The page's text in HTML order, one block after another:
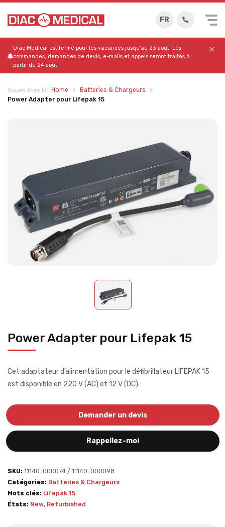
FR
Diac Medical est fermé pour les vacances jusqu'au 23 août. Les
commandes, demandes de devis, e-mails et appels seront traités à
partir du 24 août.
Voues êtes là: Home
Batteries & Chargeurs
Power Adapter pour Lifepak 15
Power Adapter pour Lifepak 15
Cet adaptateur d’alimentation pour le défibrillateur LIFEPAK 15
est disponible en 220 V (AC) et 12 V (DC).
Demander un devis
Rappellez-moi
SKU: 11140-000074 / 11140-000098
Catégories: Batteries & Chargeurs
Mots clés: Lifepak 15
États: New, Refurbished